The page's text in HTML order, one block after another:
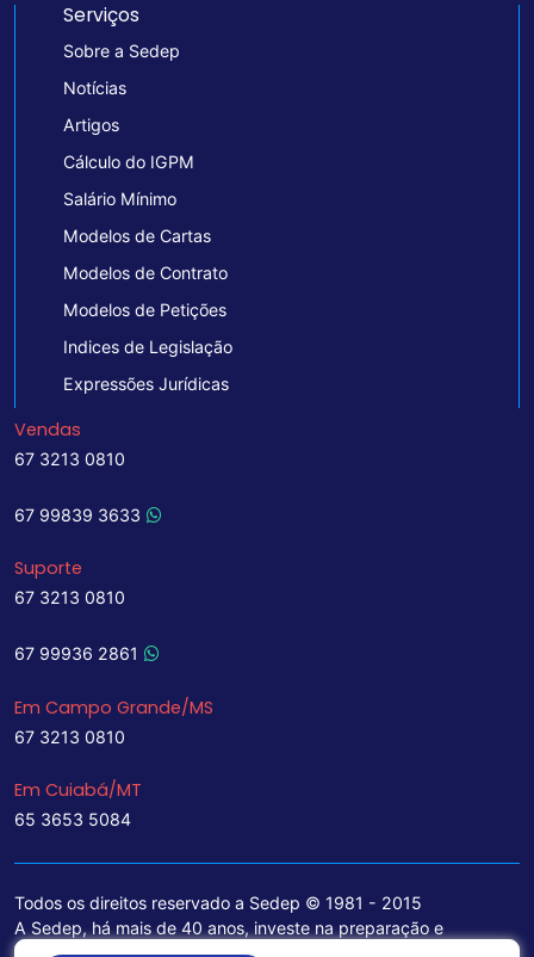
Serviços
Sobre a Sedep
Notícias
Artigos
Cálculo do IGPM
Salário Mínimo
Modelos de Cartas
Modelos de Contrato
Modelos de Petições
Indices de Legislação
Expressões Jurídicas
Vendas
67 3213 0810
67 99839 3633
Suporte
67 3213 0810
67 99936 2861
Em Campo Grande/MS
67 3213 0810
Em Cuiabá/MT
65 3653 5084
Todos os direitos reservado a Sedep © 1981 - 2015
A Sedep, há mais de 40 anos, investe na preparação e